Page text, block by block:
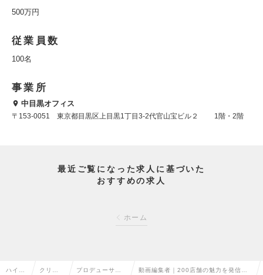
500万円
従業員数
100名
事業所
中目黒オフィス
〒153-0051 東京都目黒区上目黒1丁目3-2代官山宝ビル２ 1階・2階
最近ご覧になった求人に基づいた
おすすめの求人
ホーム
ハイク クリエ プロデューサ 動画編集者｜200店舗の魅力を発信｜